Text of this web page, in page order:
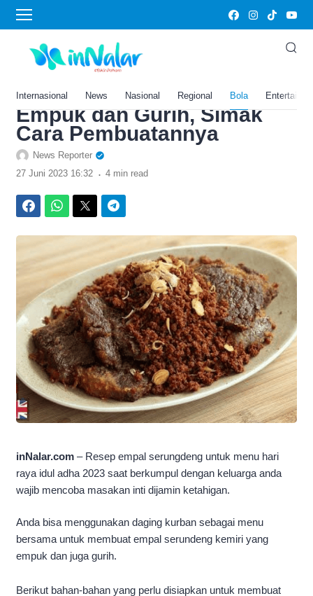
Internasional News Nasional Regional Bola
Home›Bola
Spesial Hari Raya Idul Adha
2023: Resep Empal
Serundeng Kemiri yang
Empuk dan Gurih, Simak
Cara Pembuatannya
News Reporter
27 Juni 2023 16:32 . 4 min read
inNalar.com – Resep empal serungdeng untuk menu hari
raya idul adha 2023 saat berkumpul dengan keluarga anda
wajib mencoba masakan inti dijamin ketahigan.
Anda bisa menggunakan daging kurban sebagai menu
bersama untuk membuat empal serundeng kemiri yang
empuk dan juga gurih.
Berikut bahan-bahan yang perlu disiapkan untuk membuat